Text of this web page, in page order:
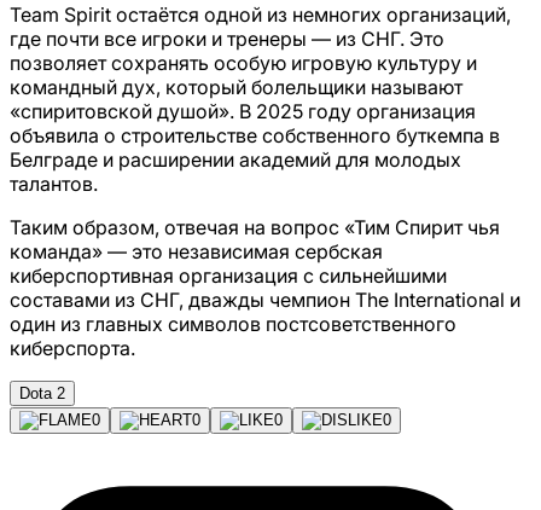
Team Spirit остаётся одной из немногих организаций,
где почти все игроки и тренеры — из СНГ. Это
позволяет сохранять особую игровую культуру и
командный дух, который болельщики называют
«спиритовской душой». В 2025 году организация
объявила о строительстве собственного буткемпа в
Белграде и расширении академий для молодых
талантов.
Таким образом, отвечая на вопрос «Тим Спирит чья
команда» — это независимая сербская
киберспортивная организация с сильнейшими
составами из СНГ, дважды чемпион The International и
один из главных символов постсоветственного
киберспорта.
Dota 2
0
0 0 0